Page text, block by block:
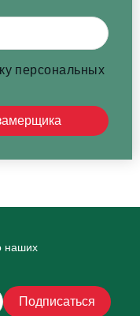
персональных
наших
Подписаться